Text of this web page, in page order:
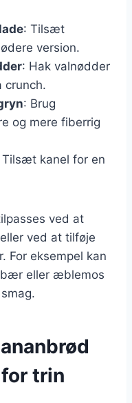
: Tilsæt
version.
: Hak valnødder
crunch.
: Brug
og mere fiberrig
Tilsæt kanel for en
ved at
ved at tilføje
For eksempel kan
eller æblemos
trin